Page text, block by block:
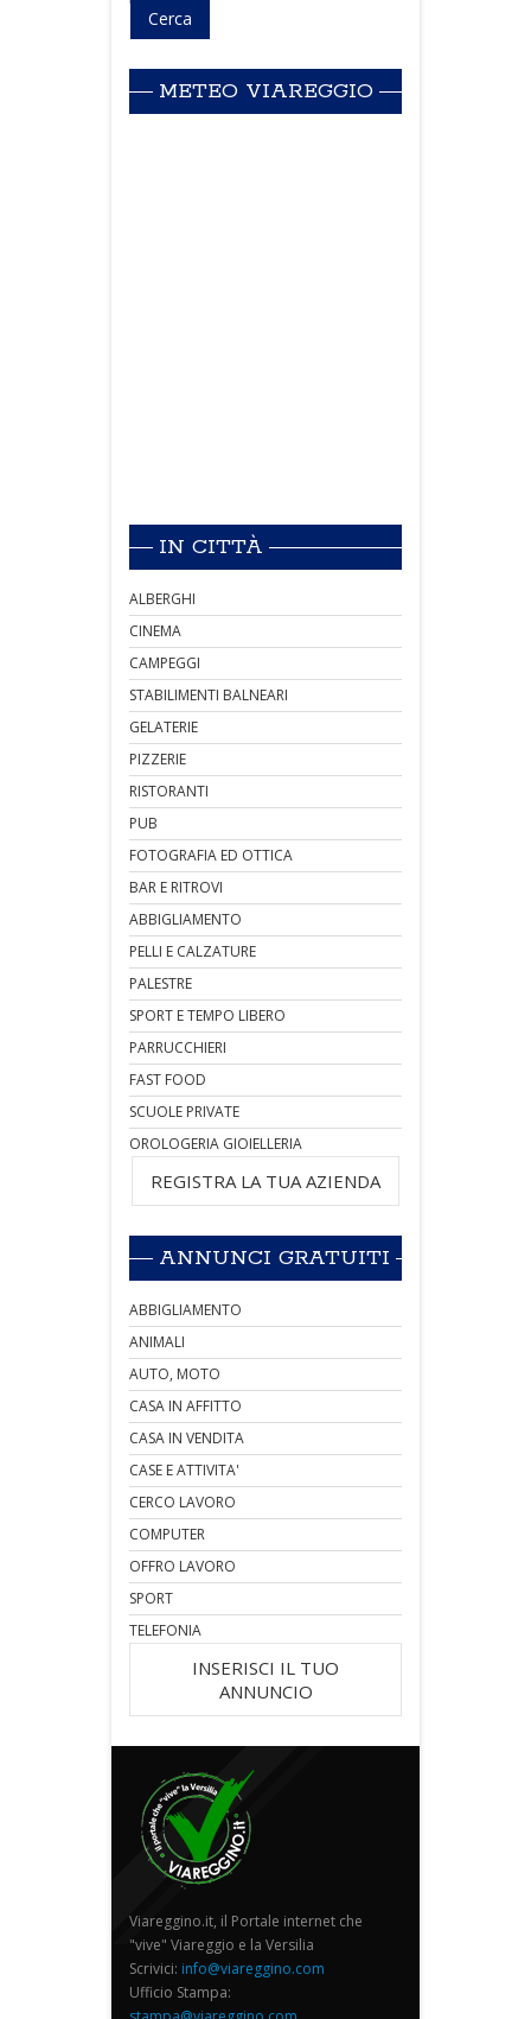
METEO VIAREGGIO
IN CITTÀ
ALBERGHI
CINEMA
CAMPEGGI
STABILIMENTI BALNEARI
GELATERIE
PIZZERIE
RISTORANTI
PUB
FOTOGRAFIA ED OTTICA
BAR E RITROVI
ABBIGLIAMENTO
PELLI E CALZATURE
PALESTRE
SPORT E TEMPO LIBERO
PARRUCCHIERI
FAST FOOD
SCUOLE PRIVATE
OROLOGERIA GIOIELLERIA
REGISTRA LA TUA AZIENDA
ANNUNCI GRATUITI
ABBIGLIAMENTO
ANIMALI
AUTO, MOTO
CASA IN AFFITTO
CASA IN VENDITA
CASE E ATTIVITA'
CERCO LAVORO
COMPUTER
OFFRO LAVORO
SPORT
TELEFONIA
INSERISCI IL TUO
ANNUNCIO
Viareggino.it, il Portale internet che
"vive" Viareggio e la Versilia
Scrivici: info@viareggino.com
Ufficio Stampa: